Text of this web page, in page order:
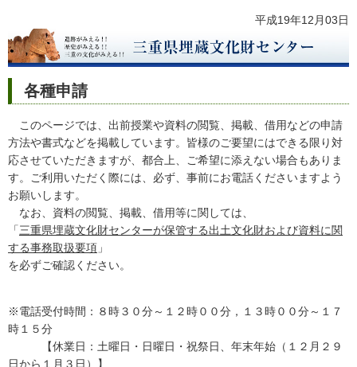
平成19年12月03日
各種申請
このページでは、出前授業や資料の閲覧、掲載、借用などの申請
方法や書式などを掲載しています。皆様のご要望にはできる限り対
応させていただきますが、都合上、ご希望に添えない場合もありま
す。ご利用いただく際には、必ず、事前にお電話くださいますよう
お願いします。
なお、資料の閲覧、掲載、借用等に関しては、
「三重県埋蔵文化財センターが保管する出土文化財および資料に関
する事務取扱要項 」
を必ずご確認ください。
※電話受付時間：８時３０分～１２時００分，１３時００分～１７
時１５分
【休業日 ：土曜日・日曜日・祝祭日、年末年始（１２月２９
日から１月３日）】